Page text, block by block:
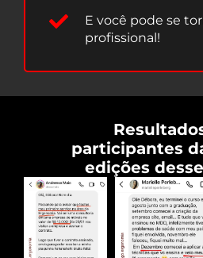
E você pode se
profissional!
participantes
edições